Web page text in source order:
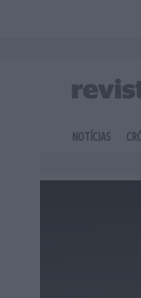
NOTÍCIAS